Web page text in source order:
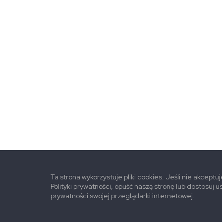
Ta strona wykorzystuje pliki cookies. Jeśli nie
Polityki prywatności, opuść naszą stronę lub dostosuj
prywatności swojej przeglądarki internetowej.